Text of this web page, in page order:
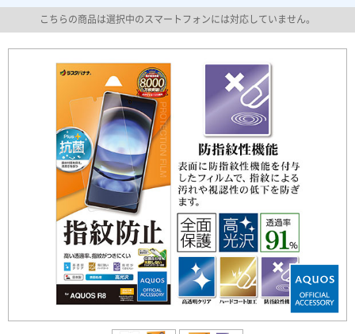
こちらの商品は選択中のスマートフォンには対応していません。